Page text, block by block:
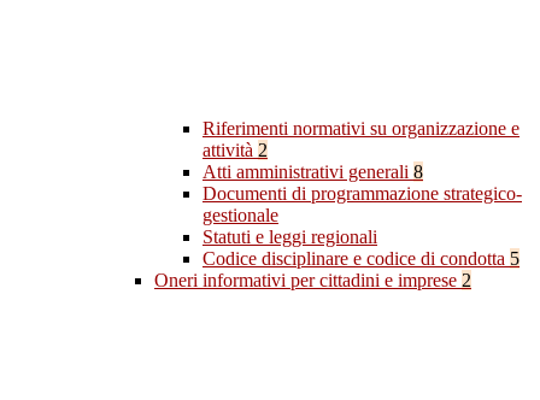
Riferimenti normativi su organizzazione e
attività 2
Atti amministrativi generali 8
Documenti di programmazione strategico-
gestionale
Statuti e leggi regionali
Codice disciplinare e codice di condotta 5
Oneri informativi per cittadini e imprese 2